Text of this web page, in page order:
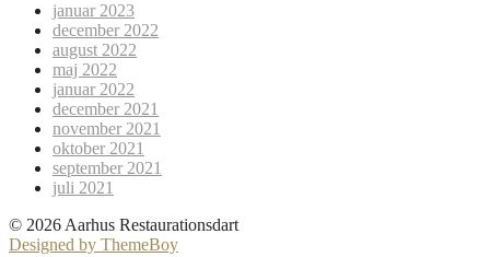
januar 2023
december 2022
august 2022
maj 2022
januar 2022
december 2021
november 2021
oktober 2021
september 2021
juli 2021
© 2026 Aarhus Restaurationsdart
Designed by ThemeBoy